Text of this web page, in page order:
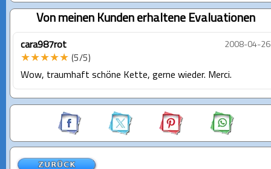
Von meinen Kunden erhaltene Evaluationen
cara987rot 2008-04-26
★★★★★ (5/5)
Wow, traumhaft schöne Kette, gerne wieder. Merci.